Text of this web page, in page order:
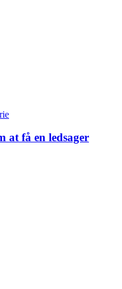
at få en ledsager